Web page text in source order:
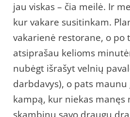
jau viskas – čia meilė. Ir
kur vakare susitinkam.
vakarienė restorane, o po
atsiprašau kelioms
nubėgt išrašyt velnių
darbdavys), o pats
kampą, kur niekas manęs